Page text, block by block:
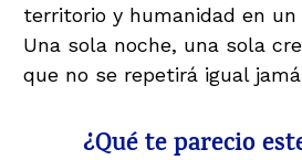
territorio y humanidad en
Una sola noche, una sola
que no se repetirá igual
¿Qué te parecio